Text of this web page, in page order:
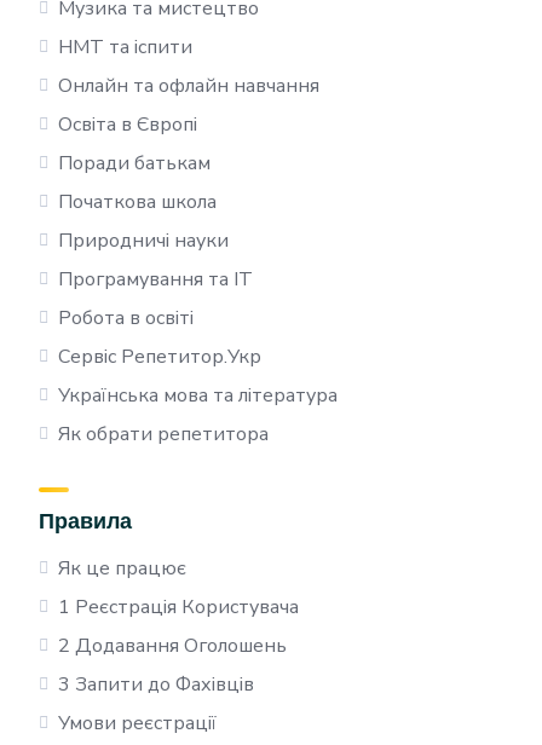
Музика та мистецтво
НМТ та іспити
Онлайн та офлайн навчання
Освіта в Європі
Поради батькам
Початкова школа
Природничі науки
Програмування та IT
Робота в освіті
Сервіс Репетитор.Укр
Українська мова та література
Як обрати репетитора
Правила
Як це працює
1 Реєстрація Користувача
2 Додавання Оголошень
3 Запити до Фахівців
Умови реєстрації